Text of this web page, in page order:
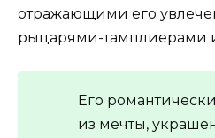
отражающими его
рыцарями-тамплиерами
Его
из мечты,